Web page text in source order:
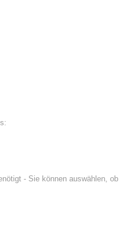
- Sie können auswählen, ob